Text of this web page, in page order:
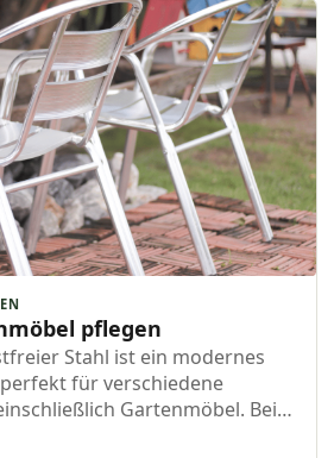
pflegen
Stahl ist ein modernes
für verschiedene
Gartenmöbel. Bei
bieten wir eine